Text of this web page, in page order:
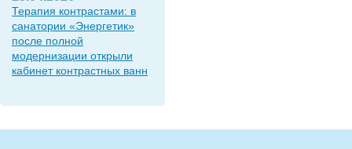
Терапия контрастами: в
санатории «Энергетик»
после полной
модернизации открыли
кабинет контрастных ванн